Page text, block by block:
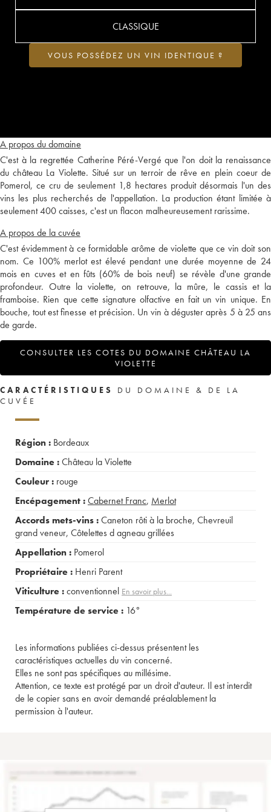
A propos du domaine
C'est à la regrettée Catherine Péré-Vergé que l'on doit la renaissance
du château La Violette. Situé sur un terroir de rêve en plein coeur de
Pomerol, ce cru de seulement 1,8 hectares produit désormais l'un des
vins les plus recherchés de l'appellation. La production étant limitée à
seulement 400 caisses, c'est un flacon malheureusement rarissime.
A propos de la cuvée
C'est évidemment à ce formidable arôme de violette que ce vin doit son
nom. Ce 100% merlot est élevé pendant une durée moyenne de 24
mois en cuves et en fûts (60% de bois neuf) se révèle d'une grande
profondeur. Outre la violette, on retrouve, la mûre, le cassis et la
framboise. Rien que cette signature olfactive en fait un vin unique. En
bouche, tout est finesse et précision. Un vin à déguster après 5 à 25 ans
de garde.
CONSULTER LES COTES DU DOMAINE CHÂTEAU LA
VIOLETTE
CLASSIQUE
VOUS POSSÉDEZ UN VIN IDENTIQUE ?
CARACTÉRISTIQUES
DU DOMAINE & DE LA
CUVÉE
Région : Bordeaux
Domaine :Château la Violette
Couleur : rouge
Encépagement :Cabernet Franc, Merlot
Accords mets-vins :Caneton rôti à la broche, Chevreuil
grand veneur, Côtelettes d agneau grillées
Appellation : Pomerol
Propriétaire : Henri Parent
Viticulture :conventionnel En savoir plus...
Température de service : 16°
Les informations publiées ci-dessus présentent les
caractéristiques actuelles du vin concerné.
Elles ne sont pas spécifiques au millésime.
Attention, ce texte est protégé par un droit d'auteur. Il est interdit
de le copier sans en avoir demandé préalablement la
permission à l'auteur.